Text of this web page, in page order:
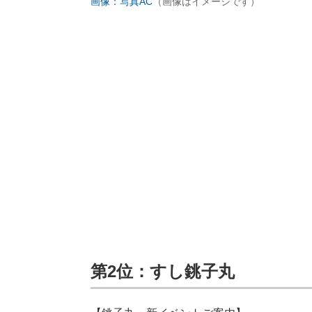
第2位：すし銚子丸